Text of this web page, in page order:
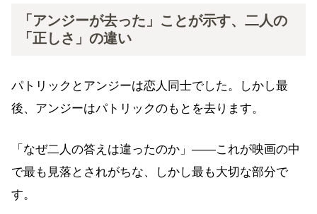
「アンジーが去った」ことが示す、二人の
「正しさ」の違い
パトリックとアンジーは恋人同士でした。しかし最
後、アンジーはパトリックのもとを去ります。
「なぜ二人の答えは違ったのか」——これが映画の中
で最も見落とされがちな、しかし最も大切な部分で
す。